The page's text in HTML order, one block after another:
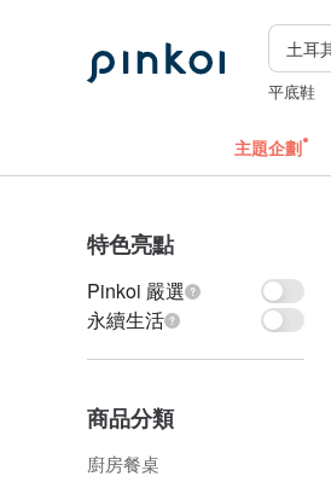
平底鞋
主題企劃
特色亮點
Pinkoi 嚴選
永續生活
商品分類
廚房餐桌